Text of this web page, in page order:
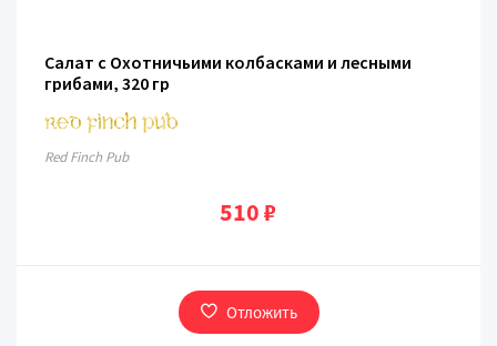
Салат с Охотничьими колбасками и лесными
грибами, 320 гр
Red Finch Pub
510 ₽
Отложить